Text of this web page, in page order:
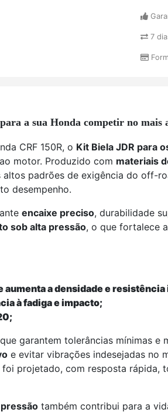
7
a sua Honda competir no mais
CRF 150R, o Kit Biela JDR para
motor. Produzido com materiais
padrões de exigência do off-
desempenho.
encaixe preciso, durabilidade
sob alta pressão, o que fortalece
a densidade e
à fadiga e impacto;
garantem tolerâncias mínimas e
e evitar vibrações indesejadas no
projetado, com resposta rápida,
também contribui para a